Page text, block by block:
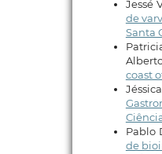
Jessé
de
Santa
coast
Pablo
de